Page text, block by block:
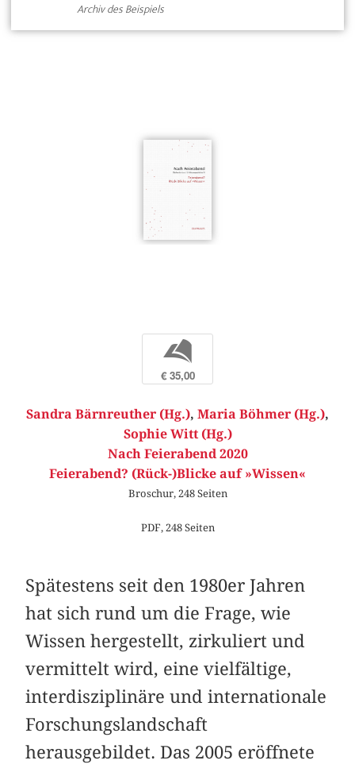
Archiv des Beispiels
b
€ 35,00
Sandra Bärnreuther (Hg.), Maria Böhmer (Hg.),
Sophie Witt (Hg.)
Nach Feierabend 2020
Feierabend? (Rück-)Blicke auf »Wissen«
Broschur, 248 Seiten
PDF, 248 Seiten
Spätestens seit den 1980er Jahren
hat sich rund um die Frage, wie
Wissen hergestellt, zirkuliert und
vermittelt wird, eine vielfältige,
interdisziplinäre und internationale
Forschungslandschaft
herausgebildet. Das 2005 eröffnete